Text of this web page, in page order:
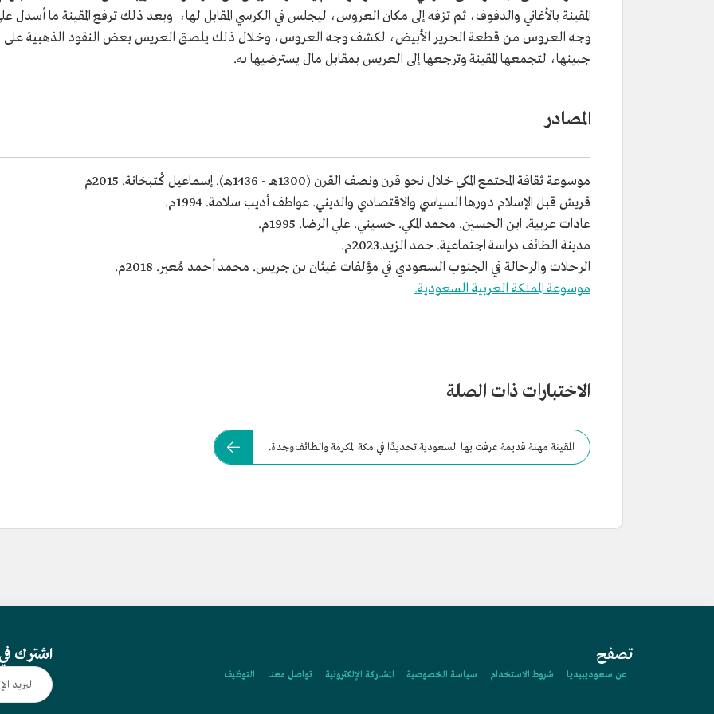
المقينة بالأغاني والدفوف، ثم تزفه إلى مكان العروس، ليجلس في الكرسي المقابل لها، وبعد ذلك ترفع المقينة ما أسدل
وجه العروس من قطعة الحرير الأبيض، لكشف وجه العروس، وخلال ذلك يلصق العريس بعض النقود الذهبية على
جبينها، لتجمعها المقينة وترجعها إلى العريس بمقابل مال يسترضيها به.
المصادر
موسوعة ثقافة المجتمع المكي خلال نحو قرن ونصف القرن (1300هـ - 1436هـ). إسماعيل كُتبخانة. 2015م
قريش قبل الإسلام دورها السياسي والاقتصادي والديني. عواطف أديب سلامة. 1994م.
عادات عربية. ابن الحسين. محمد المكي. حسيني. علي الرضا. 1995م.
مدينة الطائف دراسة اجتماعية. حمد الزيد.2023م.
الرحلات والرحالة في الجنوب السعودي في مؤلفات غيثان بن جريس. محمد أحمد مُعبر. 2018م.
موسوعة المملكة العربية السعودية.
الاختبارات ذات الصلة
المقينة مهنة قديمة عرفت بها السعودية تحديدًا في مكة المكرمة والطائف وجدة.
تصفح
عن سعوديبيديا شروط الاستخدام سياسة الخصوصية المشاركة الإلكترونية تواصل معنا التوظيف
اشترك